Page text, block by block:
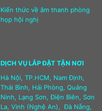
Kiến thức về âm thanh phòng
họp hội nghị
DỊCH VỤ LẮP ĐẶT TẬN NƠI
Hà Nội, TP.HCM, Nam Định,
Thái Bình, Hải Phòng, Quảng
Ninh, Lạng Sơn, Điện Biên, Sơn
La, Vinh (Nghệ An), Đà Nẵng,